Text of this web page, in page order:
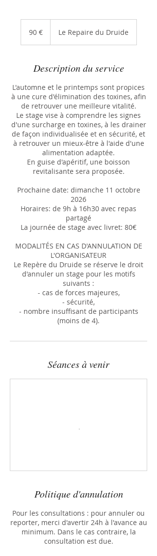
90 € Le Repaire du Druide
Description du service
L'automne et le printemps sont propices
à une cure d'élimination des toxines, afin
de retrouver une meilleure vitalité.
Le stage vise à comprendre les signes
d'une surcharge en toxines, à les drainer
de façon individualisée et en sécurité, et
à retrouver un mieux-être à l'aide d'une
alimentation adaptée.
En guise d'apéritif, une boisson
revitalisante sera proposée.
Prochaine date: dimanche 11 octobre
2026
Horaires: de 9h à 16h30 avec repas
partagé
La journée de stage avec livret: 80€
MODALITÉS EN CAS D'ANNULATION DE
L'ORGANISATEUR
Le Repère du Druide se réserve le droit
d'annuler un stage pour les motifs
suivants :
- cas de forces majeures,
- sécurité,
- nombre insuffisant de participants
Séances à venir
Politique d'annulation
Pour les consultations : pour annuler ou
reporter, merci d'avertir 24h à l'avance au
minimum. Dans le cas contraire, la
consultation est due.